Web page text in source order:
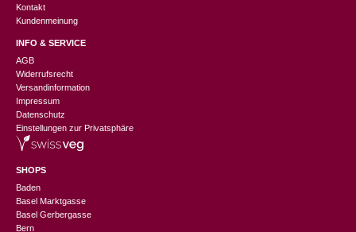
Kontakt
Kundenmeinung
INFO & SERVICE
AGB
Widerrufsrecht
Versandinformation
Impressum
Datenschutz
Einstellungen zur Privatsphäre
SHOPS
Baden
Basel Marktgasse
Basel Gerbergasse
Bern